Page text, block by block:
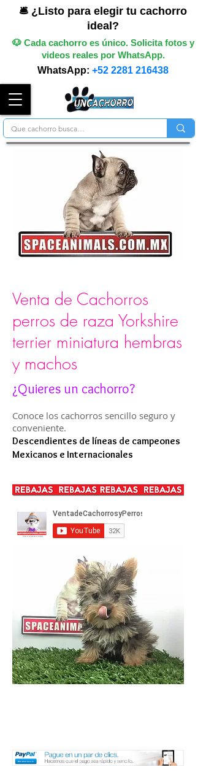
🛎️ ¿Listo para elegir tu cachorro
ideal?
🐶 Cada cachorro es único. Solicita fotos y
videos reales por WhatsApp.
WhatsApp: +52 2281 216438
Venta de Cachorros
perros de raza Yorkshire
terrier miniatura hembras
y machos
¿Quieres un cachorro?
Conoce los cachorros sencillo seguro y
conveniente.
Descendientes de líneas de campeones
Mexicanos e Internacionales